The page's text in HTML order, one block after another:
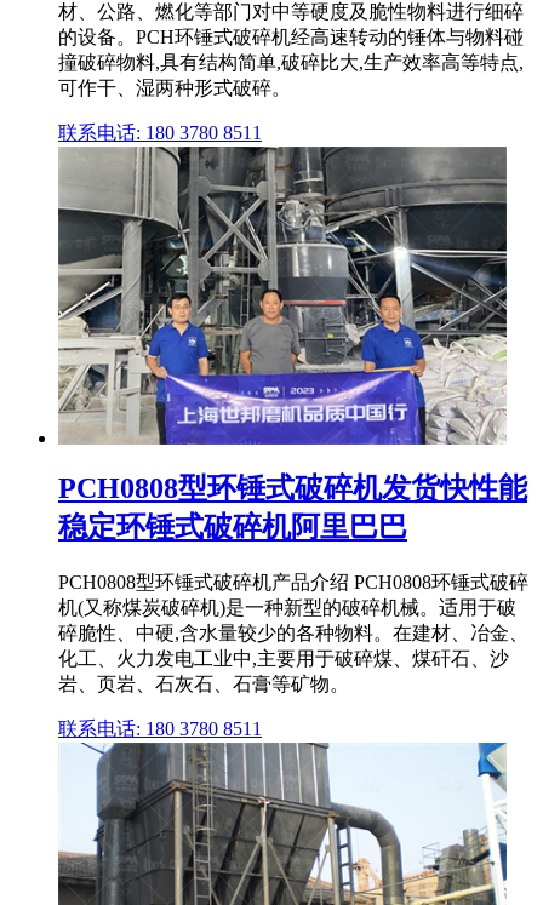
材、公路、燃化等部门对中等硬度及脆性物料进行细碎
的设备。PCH环锤式破碎机经高速转动的锤体与物料碰
撞破碎物料,具有结构简单,破碎比大,生产效率高等特点,
可作干、湿两种形式破碎。
联系电话: 180 3780 8511
PCH0808型环锤式破碎机发货快性能
稳定环锤式破碎机阿里巴巴
PCH0808型环锤式破碎机产品介绍 PCH0808环锤式破碎
机(又称煤炭破碎机)是一种新型的破碎机械。适用于破
碎脆性、中硬,含水量较少的各种物料。在建材、冶金、
化工、火力发电工业中,主要用于破碎煤、煤矸石、沙
岩、页岩、石灰石、石膏等矿物。
联系电话: 180 3780 8511